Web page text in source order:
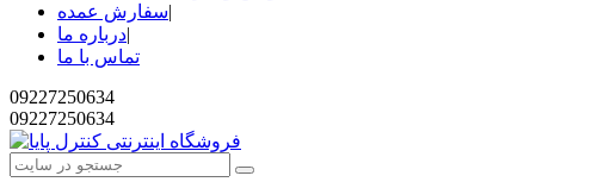
سفارش عمده|
درباره ما|
تماس با ما
09227250634
09227250634